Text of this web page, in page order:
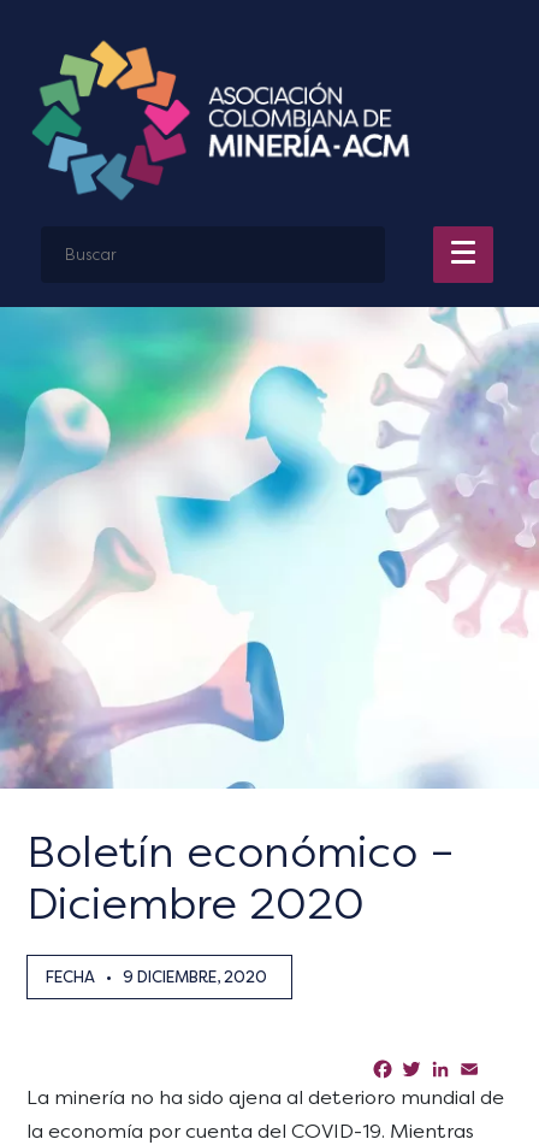
Boletín económico –
Diciembre 2020
FECHA • 9 DICIEMBRE, 2020
Facebook
TwitterLinkedIn
La minería no ha sido ajena al deterioro mundial de
la economía por cuenta del COVID-19. Mientras